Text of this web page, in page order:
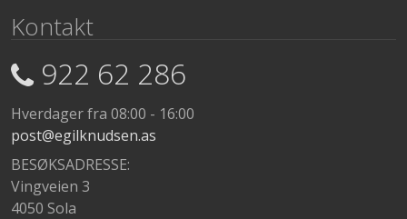
Kontakt
922 62 286
Hverdager fra 08:00 - 16:00
post@egilknudsen.as
BESØKSADRESSE:
Vingveien 3
4050 Sola